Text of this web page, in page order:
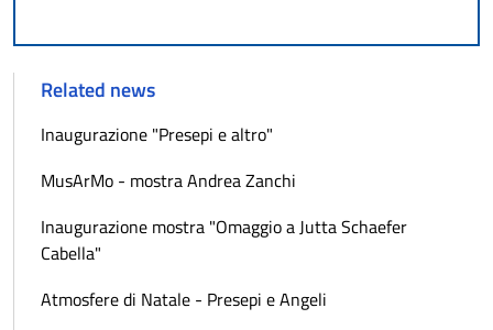
Related news
Inaugurazione "Presepi e altro"
MusArMo - mostra Andrea Zanchi
Inaugurazione mostra "Omaggio a Jutta Schaefer
Cabella"
Atmosfere di Natale - Presepi e Angeli